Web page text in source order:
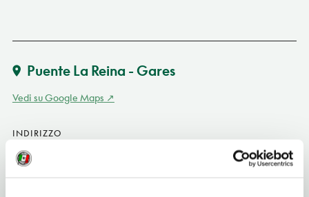
Puente La Reina - Gares
Vedi su Google Maps
INDIRIZZO
Paraje el Real
Puente La Reina - Gares ES